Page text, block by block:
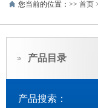
您当前的位置：>> 首页
产品目录
产品搜索：